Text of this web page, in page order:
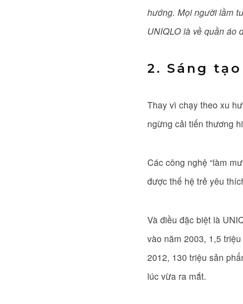
hướng. Mọi người lầm
UNIQLO là về quần áo
2. Sáng
Thay vì chạy theo xu
ngừng cải tiến thương
Các công nghệ “làm
được thế hệ trẻ yêu
Và điều đặc biệt là
vào năm 2003, 1,5
2012, 130 triệu sản
lúc vừa ra mắt.